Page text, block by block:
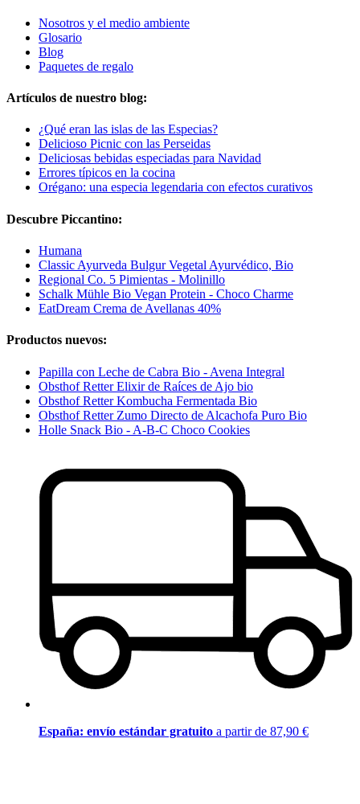
Nosotros y el medio ambiente
Glosario
Blog
Paquetes de regalo
Artículos de nuestro blog:
¿Qué eran las islas de las Especias?
Delicioso Picnic con las Perseidas
Deliciosas bebidas especiadas para Navidad
Errores típicos en la cocina
Orégano: una especia legendaria con efectos curativos
Descubre Piccantino:
Humana
Classic Ayurveda Bulgur Vegetal Ayurvédico, Bio
Regional Co. 5 Pimientas - Molinillo
Schalk Mühle Bio Vegan Protein - Choco Charme
EatDream Crema de Avellanas 40%
Productos nuevos:
Papilla con Leche de Cabra Bio - Avena Integral
Obsthof Retter Elixir de Raíces de Ajo bio
Obsthof Retter Kombucha Fermentada Bio
Obsthof Retter Zumo Directo de Alcachofa Puro Bio
Holle Snack Bio - A-B-C Choco Cookies
España: envío estándar gratuito a partir de 87,90 €